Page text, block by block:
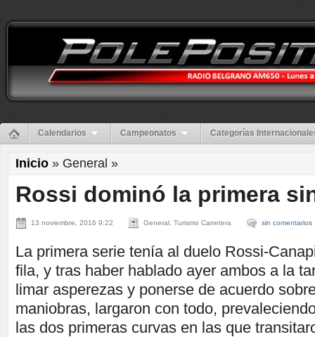
Calendarios Campeonatos Categorías
Inicio » General »
Rossi dominó la primera
13 noviembre, 2016 9:22 General, Turismo Carretera sin comentarios
La primera serie tenía al duelo Rossi-
fila, y tras haber hablado ayer ambos a la
limar asperezas y ponerse de acuerdo
maniobras, largaron con todo,
las dos primeras curvas en las que